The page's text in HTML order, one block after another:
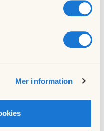
Mer information
Container
13 maj 2021